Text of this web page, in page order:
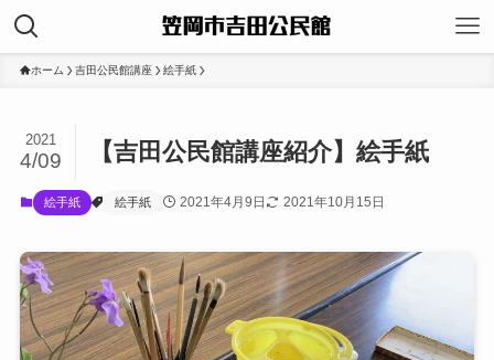
ホーム 吉田公民館講座 絵手紙
【吉田公民館講座紹介】絵手紙
2021
4/09
絵手紙 絵手紙 2021年4月9日 2021年10月15日